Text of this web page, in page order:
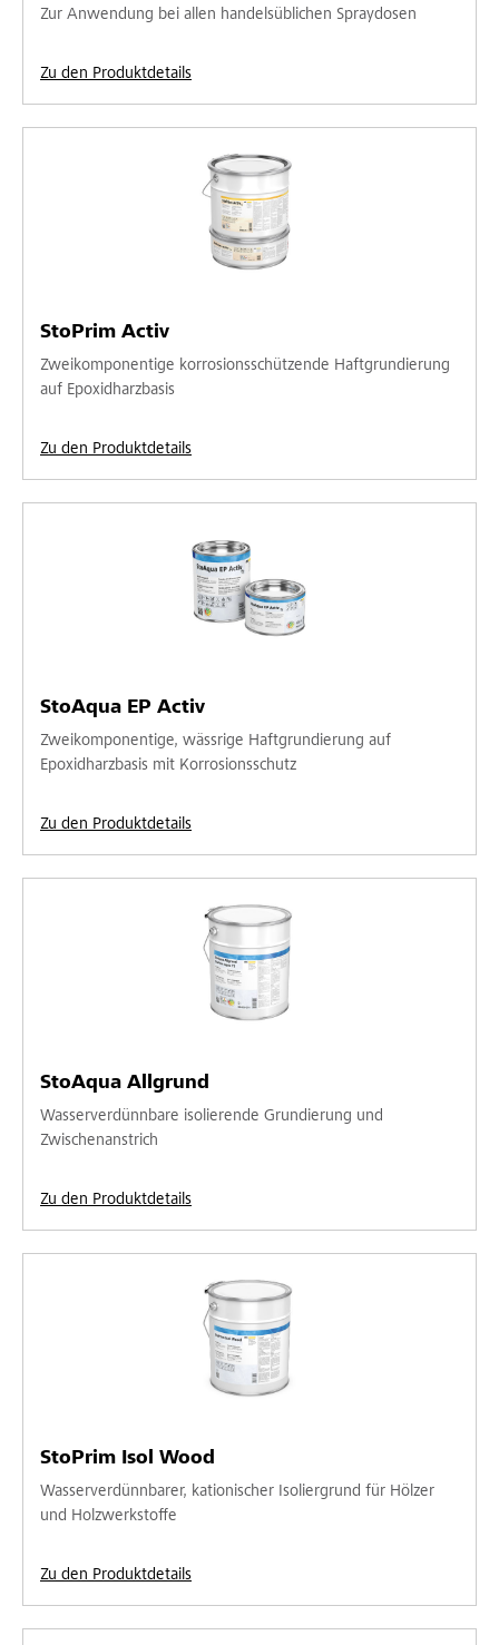
Zur Anwendung bei allen handelsüblichen Spraydosen
Zu den Produktdetails
StoPrim Activ
Zweikomponentige korrosionsschützende Haftgrundierung
auf Epoxidharzbasis
Zu den Produktdetails
StoAqua EP Activ
Zweikomponentige, wässrige Haftgrundierung auf
Epoxidharzbasis mit Korrosionsschutz
Zu den Produktdetails
StoAqua Allgrund
Wasserverdünnbare isolierende Grundierung und
Zwischenanstrich
Zu den Produktdetails
StoPrim Isol Wood
Wasserverdünnbarer, kationischer Isoliergrund für Hölzer
und Holzwerkstoffe
Zu den Produktdetails